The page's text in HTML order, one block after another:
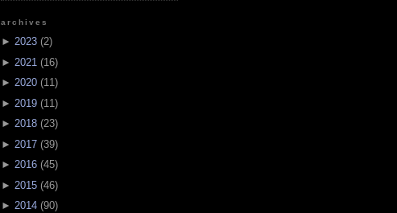
archives
► 2023 (2)
► 2021 (16)
► 2020 (11)
► 2019 (11 )
► 2018 (23)
► 2017 (39)
► 2016 (45)
► 2015 (46)
► 2014 (90)